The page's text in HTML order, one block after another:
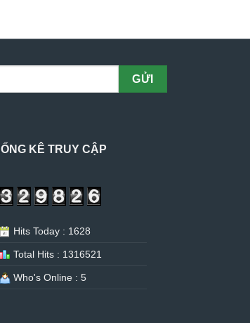
KÊ TRUY CẬP
Hits Today : 1628
Total Hits : 1316521
Who's Online : 5